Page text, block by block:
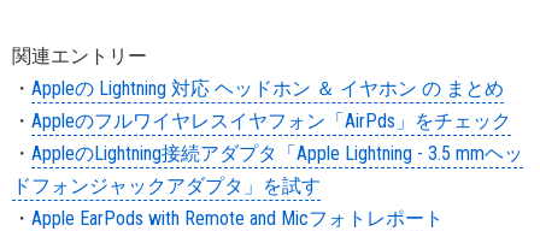
関連エントリー
・ Appleの Lightning 対応 ヘッドホン ＆ イヤホン の まとめ
・ Appleのフルワイヤレスイヤフォン「AirPds」をチェック
・ AppleのLightning接続アダプタ「Apple Lightning - 3.5 mmヘッ
ドフォンジャックアダプタ」を試す
・ Apple EarPods with Remote and Micフォトレポート